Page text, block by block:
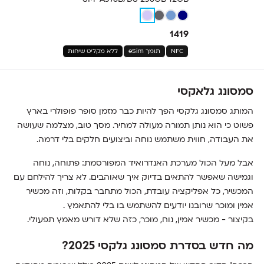
1419
NFC תומך eSim ללא מקליט שיחות
סמסונג גלאקסי
המותג סמסונג גלקסי הפך להיות כבר מזמן סופר פופולרי בארץ
פשוט כי הוא נותן תמורה מעולה למחיר. מסך טוב, מצלמה שעושה
את העבודה, חווית משתמש נוחה וביצועים חלקים בלי דרמה.
אבל מעל הכול מערכת האנדרואיד המפורסמת: פתוחה, נוחה
וגמישה שאפשר להתאים בדיוק איך שאוהבים. לא צריך להילחם עם
המכשיר, כל אפליקציה עובדת, הכול מתחבר בקלות, וזה מכשיר
אמין ומוכר שרובנו יודעים להשתמש בו בלי להתאמץ .
בקיצור - מכשיר אמין, נוח, מוכר, כזה שלא דורש מאמץ תפעולי.
מה חדש בסדרת סמסונג גלקסי 2025?